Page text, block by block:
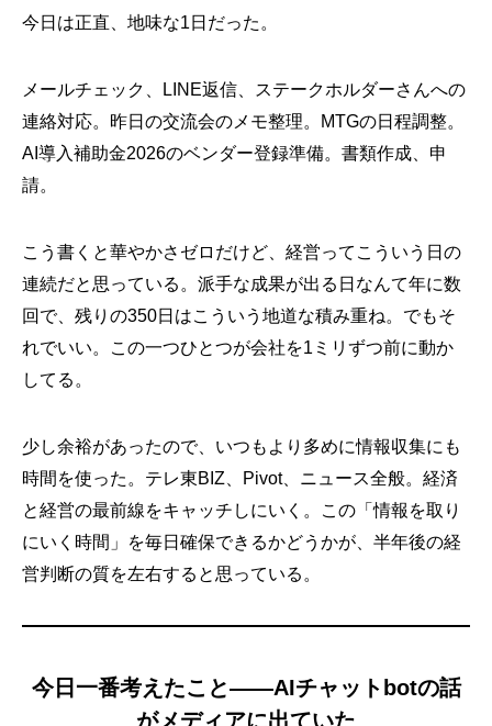
今日は正直、地味な1日だった。
メールチェック、LINE返信、ステークホルダーさんへの
連絡対応。昨日の交流会のメモ整理。MTGの日程調整。
AI導入補助金2026のベンダー登録準備。書類作成、申
請。
こう書くと華やかさゼロだけど、経営ってこういう日の
連続だと思っている。派手な成果が出る日なんて年に数
回で、残りの350日はこういう地道な積み重ね。でもそ
れでいい。この一つひとつが会社を1ミリずつ前に動か
してる。
少し余裕があったので、いつもより多めに情報収集にも
時間を使った。テレ東BIZ、Pivot、ニュース全般。経済
と経営の最前線をキャッチしにいく。この「情報を取り
にいく時間」を毎日確保できるかどうかが、半年後の経
営判断の質を左右すると思っている。
今日一番考えたこと——AIチャットbotの話
がメディアに出ていた